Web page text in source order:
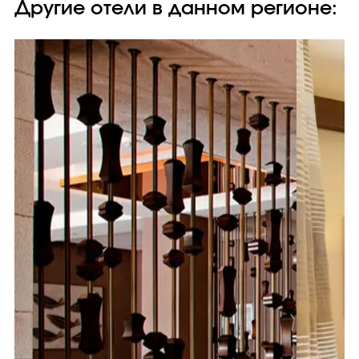
Другие отели в данном регионе: